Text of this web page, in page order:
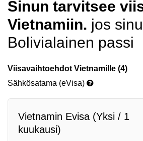
Sinun tarvitsee
Vietnamiin. jos
Bolivialainen passi
Viisavaihtoehdot Vietnamille (4)
Sähkösatama (eVisa)
Vietnamin Evisa (Yksi / 1
kuukausi)